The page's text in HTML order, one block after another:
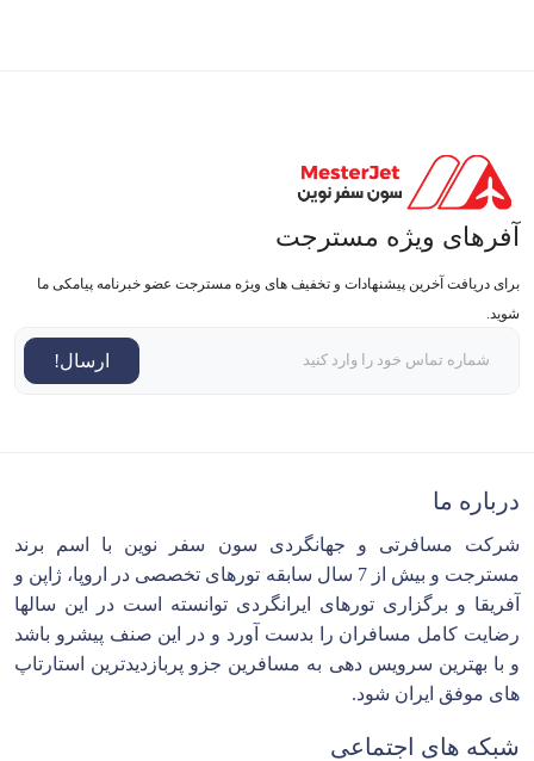
آفرهای ویژه مسترجت
برای دریافت آخرین پیشنهادات و تخفیف های ویژه مسترجت عضو خبرنامه پیامکی ما
شوید.
ارسال!
درباره ما
شرکت مسافرتی و جهانگردی سون سفر نوین با اسم برند
مسترجت و بیش از 7 سال سابقه تورهای تخصصی در اروپا، ژاپن و
آفریقا و برگزاری تورهای ایرانگردی توانسته است در این سالها
رضایت کامل مسافران را بدست آورد و در این صنف پیشرو باشد
و با بهترین سرویس دهی به مسافرین جزو پربازدیدترین استارتاپ
های موفق ایران شود.
شبکه های اجتماعی